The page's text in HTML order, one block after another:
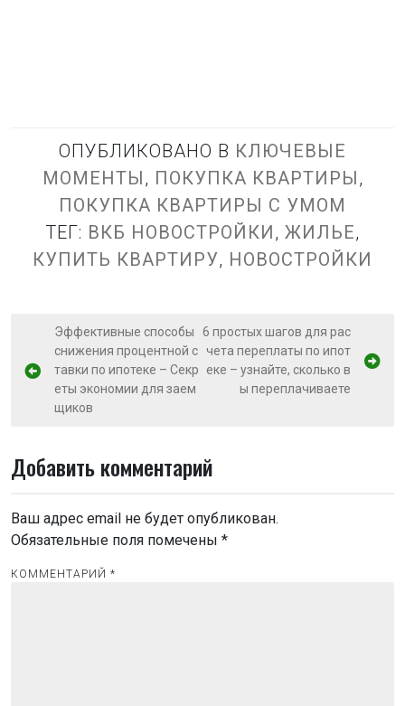
ОПУБЛИКОВАНО В КЛЮЧЕВЫЕ
МОМЕНТЫ, ПОКУПКА КВАРТИРЫ,
ПОКУПКА КВАРТИРЫ С УМОМ
ТЕГ: ВКБ НОВОСТРОЙКИ, ЖИЛЬЕ,
КУПИТЬ КВАРТИРУ, НОВОСТРОЙКИ
а
в
а
и
я
п
Эффективные способы
снижения процентной с
тавки по ипотеке – Секр
еты экономии для заем
щиков
6 простых шагов для рас
чета переплаты по ипот
еке – узнайте, сколько в
ы переплачиваете
Добавить комментарий
Ваш адрес email не будет опубликован.
Обязательные поля помечены *
КОММЕНТАРИЙ *